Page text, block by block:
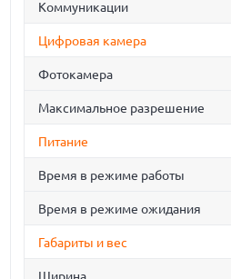
Коммуникации
Цифровая камера
Фотокамера
Максимальное разрешение
Питание
Время в режиме работы
Время в режиме ожидания
Габариты и вес